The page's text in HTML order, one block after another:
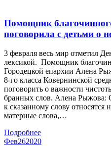
Помощник
поговорила с детьми о
3 февраля весь мир отметил
лексикой. Помощник
Городецкой епархии Алена
8-го класса Ковернинской
поговорить о важности
бранных слов. Алена Рыжова:
к сказанному слову относятся
матерные слова,…
Подробнее
Фев262020